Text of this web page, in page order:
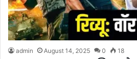
admin August 14, 2025 0 18